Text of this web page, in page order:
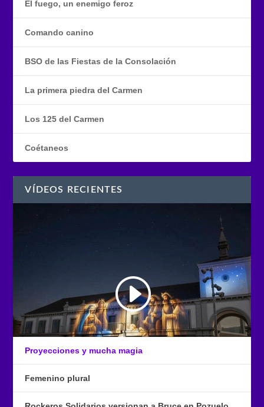
El fuego, un enemigo feroz
Comando canino
BSO de las Fiestas de la Consolación
La primera piedra del Carmen
Los 125 del Carmen
Coétaneos
VÍDEOS RECIENTES
Proyecciones y mucha magia
Femenino plural